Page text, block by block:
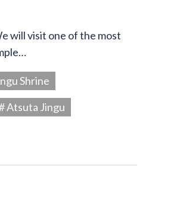
will visit one of the most
Shrine
Atsuta Jingu